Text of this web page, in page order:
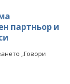
партньор и
„Говори